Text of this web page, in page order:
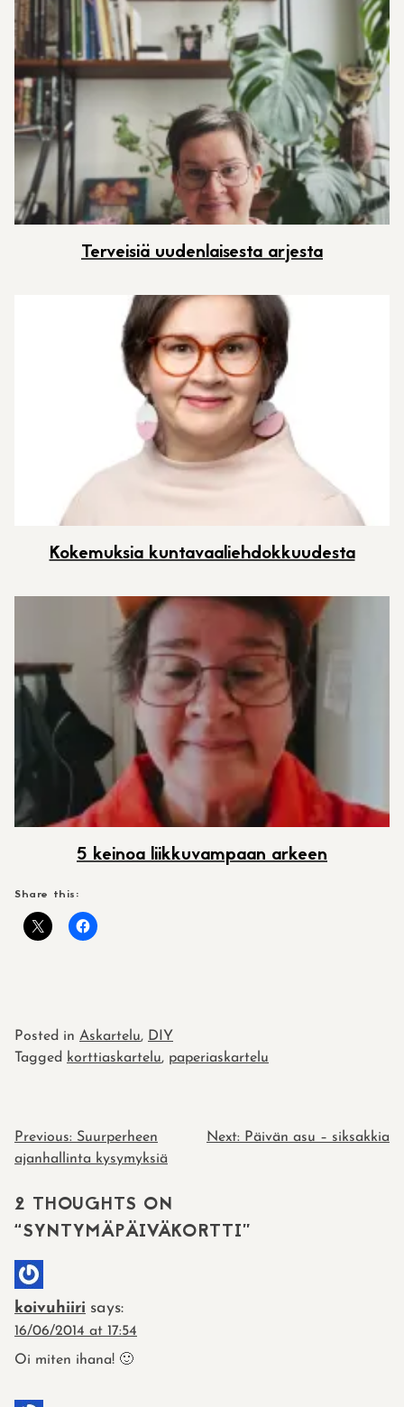
Terveisiä uudenlaisesta arjesta
Kokemuksia kuntavaaliehdokkuudesta
5 keinoa liikkuvampaan arkeen
Share this:
Posted in Askartelu, DIY
Tagged korttiaskartelu, paperiaskartelu
POST
NAVIGATION
Previous: Suurperheen
ajanhallinta kysymyksiä
Next: Päivän asu – siksakkia
2 THOUGHTS ON
“SYNTYMÄPÄIVÄKORTTI”
koivuhiiri says:
16/06/2014 at 17:54
Oi miten ihana! 🙂